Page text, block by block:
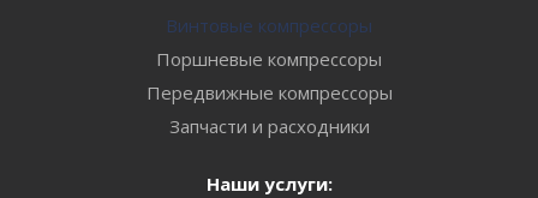
Винтовые компрессоры
Поршневые компрессоры
Передвижные компрессоры
Запчасти и расходники
Наши услуги: